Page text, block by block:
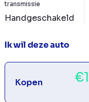
transmissie
Handgeschakeld
Ik wil deze auto
Kopen